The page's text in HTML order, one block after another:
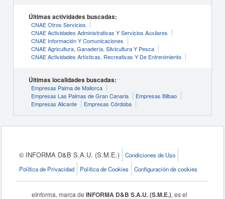
Últimas actividades buscadas:
CNAE Otros Servicios
CNAE Actividades Administrativas Y Servicios Auxliares
CNAE Información Y Comunicaciones
CNAE Agricultura, Ganadería, Silvicultura Y Pesca
CNAE Actividades Artísticas, Recreativas Y De Entrenimiento
Últimas localidades buscadas:
Empresas Palma de Mallorca
Empresas Las Palmas de Gran Canaria
Empresas Bilbao
Empresas Alicante
Empresas Córdoba
© INFORMA D&B S.A.U. (S.M.E.)
Condiciones de Uso
Política de Privacidad
Política de Cookies Configuración de cookies
eInforma, marca deINFORMA D&B S.A.U. (S.M.E.), es el